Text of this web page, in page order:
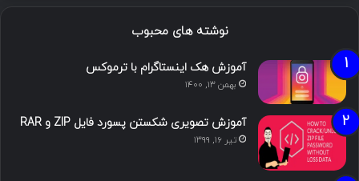
نوشته های محبوب
آموزش هک اینستاگرام با ترموکس
بهمن ۱۳, ۱۴۰۰
آموزش تصویری شکستن پسورد فایل ZIP و RAR
تیر ۱۶, ۱۳۹۹